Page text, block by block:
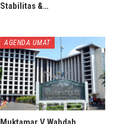
Stabilitas &…
AGENDA UMAT